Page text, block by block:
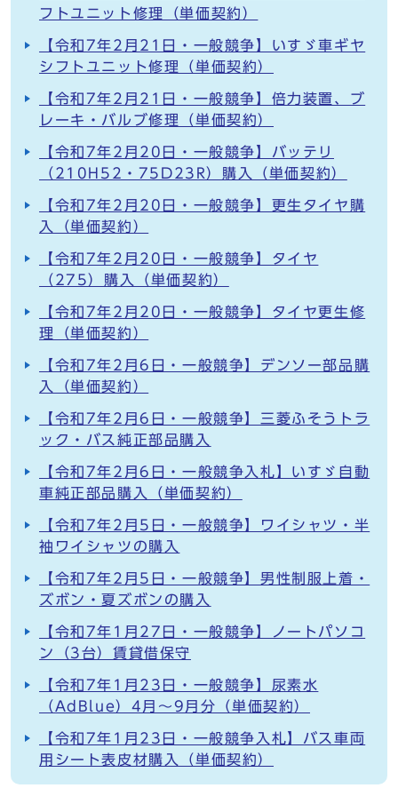
フトユニット修理（単価契約）
【令和7年2月21日・一般競争】いすゞ車ギヤ
シフトユニット修理（単価契約）
【令和7年2月21日・一般競争】倍力装置、ブ
レーキ・バルブ修理（単価契約）
【令和7年2月20日・一般競争】バッテリ
（210H52・75D23R）購入（単価契約）
【令和7年2月20日・一般競争】更生タイヤ購
入（単価契約）
【令和7年2月20日・一般競争】タイヤ
（275）購入（単価契約）
【令和7年2月20日・一般競争】タイヤ更生修
理（単価契約）
【令和7年2月6日・一般競争】デンソー部品購
入（単価契約）
【令和7年2月6日・一般競争】三菱ふそうトラ
ック・バス純正部品購入
【令和7年2月6日・一般競争入札】いすゞ自動
車純正部品購入（単価契約）
【令和7年2月5日・一般競争】ワイシャツ・半
袖ワイシャツの購入
【令和7年2月5日・一般競争】男性制服上着・
ズボン・夏ズボンの購入
【令和7年1月27日・一般競争】ノートパソコ
ン（3台）賃貸借保守
【令和7年1月23日・一般競争】尿素水
（AdBlue）4月～9月分（単価契約）
【令和7年1月23日・一般競争入札】バス車両
用シート表皮材購入（単価契約）